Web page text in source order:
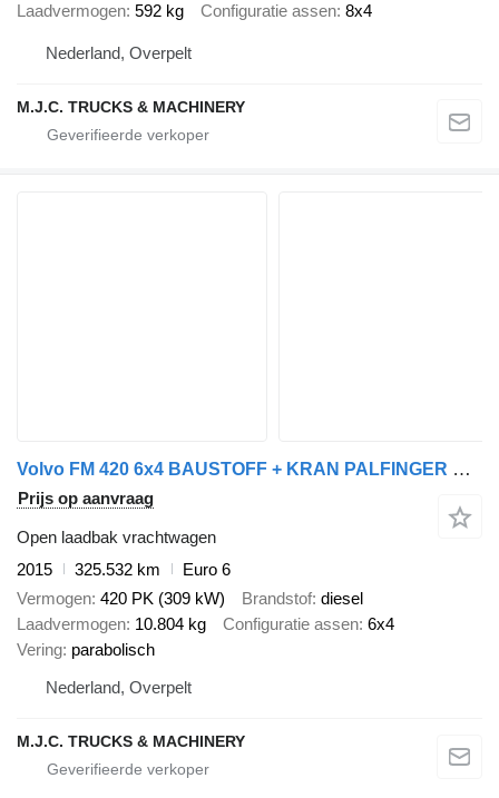
Laadvermogen 592 kg Configuratie assen 8x4
Nederland, Overpelt
M.J.C. TRUCKS & MACHINERY
Volvo FM 420 6x4 BAUSTOFF + KRAN PALFINGER PK18502 SH B (3x) - ROTATOR
Prijs op aanvraag
Open laadbak vrachtwagen
2015
325.532 km
Euro 6
Vermogen 420 PK (309 kW) Brandstof diesel
Laadvermogen 10.804 kg Configuratie assen 6x4
Vering parabolisch
Nederland, Overpelt
M.J.C. TRUCKS & MACHINERY